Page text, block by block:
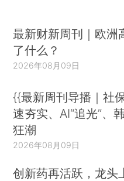
最新财新周刊｜欧洲
了什么？
2026年08月09日
{{最新周刊导播｜社
速夯实、AI“追光”、
狂潮
2026年08月09日
创新药再活跃，龙头